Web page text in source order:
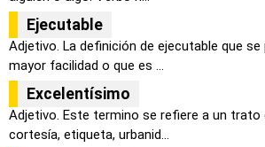
Ejecutable
Adjetivo. La definición de ejecutable que
mayor facilidad o que es ...
Excelentísimo
Adjetivo. Este termino se refiere a un
cortesía, etiqueta, urbanid...